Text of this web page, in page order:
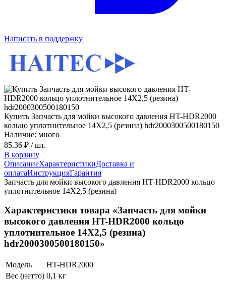
Написать в поддержку
Купить Запчасть для мойки высокого давления HT-HDR2000
кольцо уплотнительное 14X2,5 (резина) hdr2000300500180150
Наличие: много
85.36 ₽ / шт.
В корзину
ОписаниеХарактеристикиДоставка и
оплатаИнструкцияГарантия
Запчасть для мойки высокого давления HT-HDR2000 кольцо
уплотнительное 14X2,5 (резина)
Характеристики товара «Запчасть для мойки
высокого давления HT-HDR2000 кольцо
уплотнительное 14X2,5 (резина)
hdr2000300500180150»
Модель
HT-HDR2000
Вес (нетто) 0,1 кг